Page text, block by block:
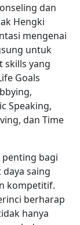
dan
Hengki
mengenai
untuk
skills yang
Goals
Speaking,
dan Time
penting bagi
saing
kompetitif.
berharap
hanya